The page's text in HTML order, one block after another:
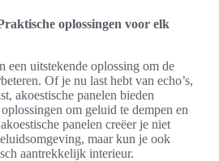
oplossingen voor elk
een uitstekende oplossing om de
Of je nu last hebt van echo’s,
akoestische panelen bieden
om geluid te dempen en
panelen creëer je niet
maar kun je ook
aantrekkelijk interieur.